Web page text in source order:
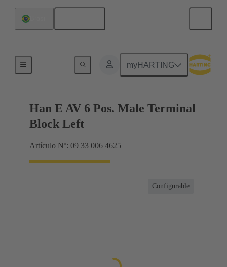
myHARTING
Conector con regletero
Han E AV 6 Pos. Male Terminal
Block Left
Artículo Nº: 09 33 006 4625
Configurable